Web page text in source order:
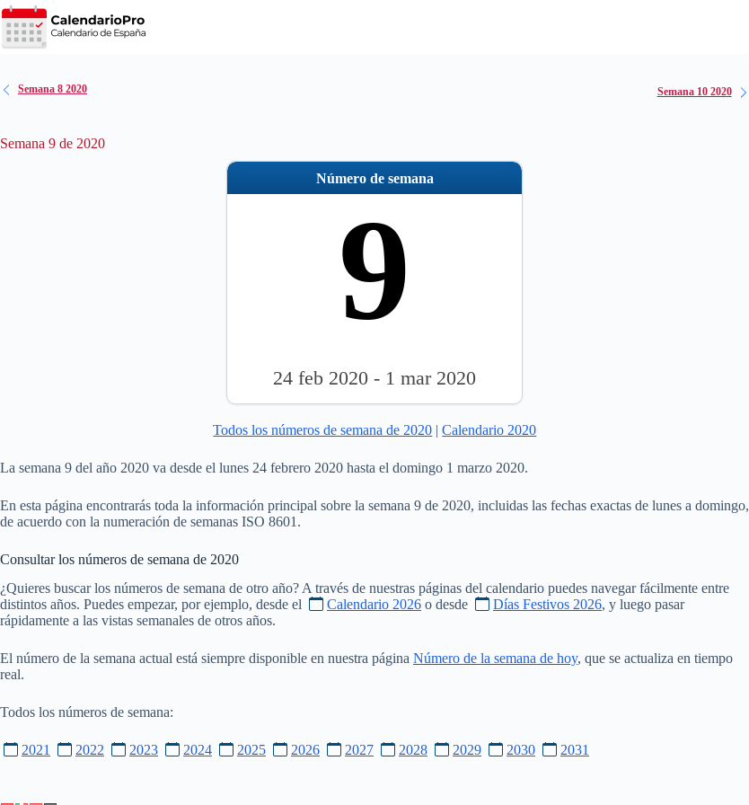
Saltar
al
contenido
Semana 8 2020 Semana 10 2020
Semana 9 de 2020
Número de semana
9
24 feb 2020 - 1 mar 2020
Todos los números de semana de 2020 |Calendario 2020
La semana 9 del año 2020 va desde el lunes 24 febrero 2020 hasta el domingo 1 marzo 2020.
En esta página encontrarás toda la información principal sobre la semana 9 de 2020, incluidas las fechas exactas de lunes a domingo,
de acuerdo con la numeración de semanas ISO 8601.
Consultar los números de semana de 2020
¿Quieres buscar los números de semana de otro año? A través de nuestras páginas del calendario puedes navegar fácilmente entre
distintos años. Puedes empezar, por ejemplo, desde el
Calendario 2026 o desde Días Festivos 2026, y luego pasar
rápidamente a las vistas semanales de otros años.
El número de la semana actual está siempre disponible en nuestra página Número de la semana de hoy, que se actualiza en tiempo
real.
Todos los números de semana:
2021 2022 2023 2024 2025 2026 2027 2028 2029 2030 2031